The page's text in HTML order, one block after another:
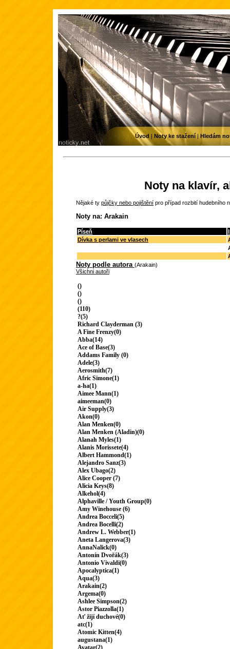
Noty na klavír,
Nějaké ty půjčky nebo pojištění pro případ rozbití hudebního
Noty na: Arakain
Píseň
Dívka s perlami ve vlasech
Noty podle autora (Arakain)
Všichni autoři
()
()
()
(110)
?(5)
Richard Clayderman (3)
A Fine Frenzy(0)
Abba(14)
Ace of Base(3)
Addams Family (0)
Adele(3)
Aerosmith(7)
Afric Simone(1)
a-ha(1)
Aimee Mann(1)
aimeeman(0)
Air Supply(3)
Akon(0)
Alan Menken(0)
Alan Menken (Aladin)(0)
Alanah Myles(1)
Alanis Morissete(4)
Albert Hammond(1)
Alejandro Sanz(3)
Alex Ubago(2)
Alice Cooper (7)
Alicia Keys(8)
Alkehol(4)
Alphaville / Youth Group(0)
Amy Winehouse (6)
Andrea Bocceli(5)
Andrea Bocelli(2)
Andrew L. Webber(1)
Aneta Langerova(3)
AnnaNalick(0)
Antonín Dvořák(3)
Antonio Vivaldi(0)
Apocalyptica(1)
Aqua(3)
Arakain(2)
Argema(0)
Ashlee Simpson(2)
Astor Piazzolla(1)
Ať žijí duchové(0)
atc(1)
Atomic Kitten(4)
augustana(1)
Avatar(2)
Úvod | Noty ke stažení| Hledám